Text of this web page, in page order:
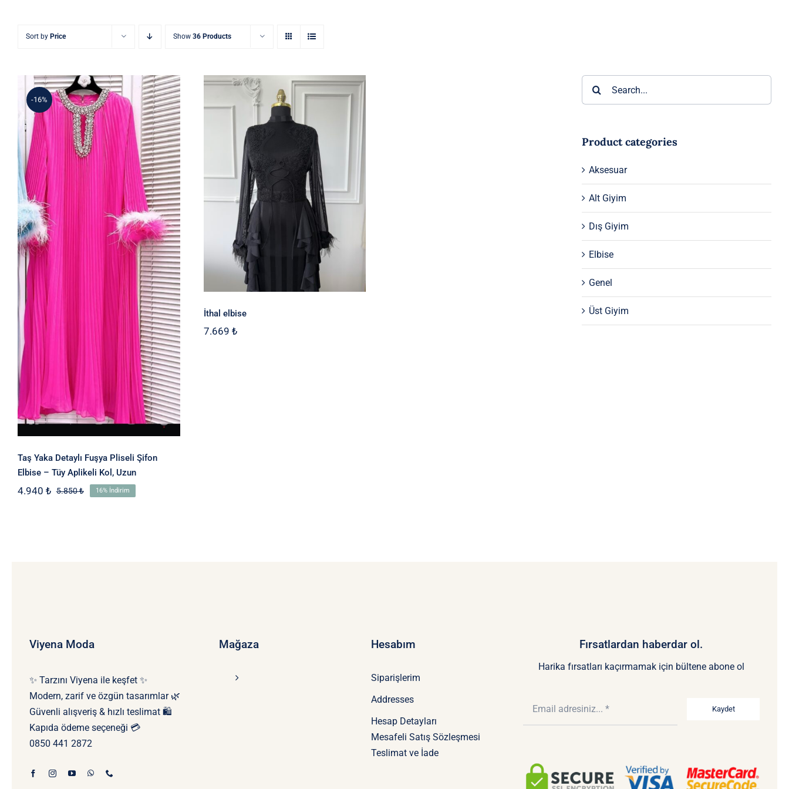
Sort by Price Show 36 Products
-16%
Taş Yaka Detaylı Fuşya
Pliseli Şifon Elbise – Tüy
Aplikeli Kol, Uzun
Taş Yaka Detaylı Fuşya Pliseli Şifon
Elbise – Tüy Aplikeli Kol, Uzun
5.850₺Orijinal
4.940 ₺
Şu 16% İndirim
İthal elbise
İthal elbise
7.669 ₺
Product categories
Aksesuar
Alt Giyim
Dış Giyim
Elbise
Genel
Üst Giyim
Viyena Moda
✨ Tarzını Viyena ile keşfet ✨
Modern, zarif ve özgün tasarımlar 🌿
Güvenli alışveriş & hızlı teslimat 🛍️
Kapıda ödeme seçeneği 💳
0850 441 2872
Mağaza Hesabım
Siparişlerim
Addresses
Hesap Detayları
Mesafeli Satış Sözleşmesi
Teslimat ve İade
Fırsatlardan haberdar ol.
Harika fırsatları kaçırmamak için bültene abone ol
Kaydet